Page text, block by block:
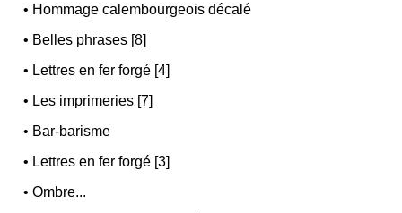
• Hommage calembourgeois décalé
• Belles phrases [8]
• Lettres en fer forgé [4]
• Les imprimeries [7]
• Bar-barisme
• Lettres en fer forgé [3]
•Ombre...